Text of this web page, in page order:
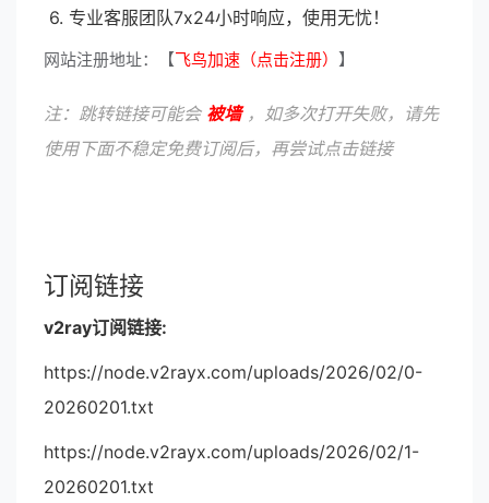
6. 专业客服团队7x24小时响应，使用无忧！
网站注册地址：【飞鸟加速（点击注册） 】
注：跳转链接可能会 被墙，如多次打开失败，请先
使用下面不稳定免费订阅后，再尝试点击链接
订阅链接
v2ray订阅链接:
https://node.v2rayx.com/uploads/2026/02/0-
20260201.txt
https://node.v2rayx.com/uploads/2026/02/1-
20260201.txt